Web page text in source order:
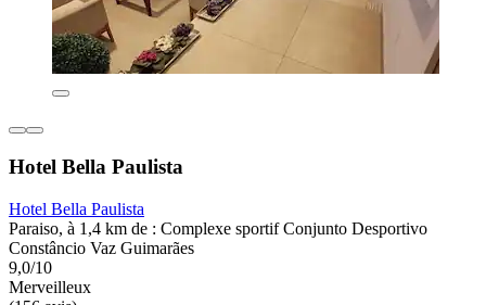
Hotel Bella Paulista
Hotel Bella Paulista
Paraiso, à 1,4 km de : Complexe sportif Conjunto Desportivo
Constâncio Vaz Guimarães
9,0/10
Merveilleux